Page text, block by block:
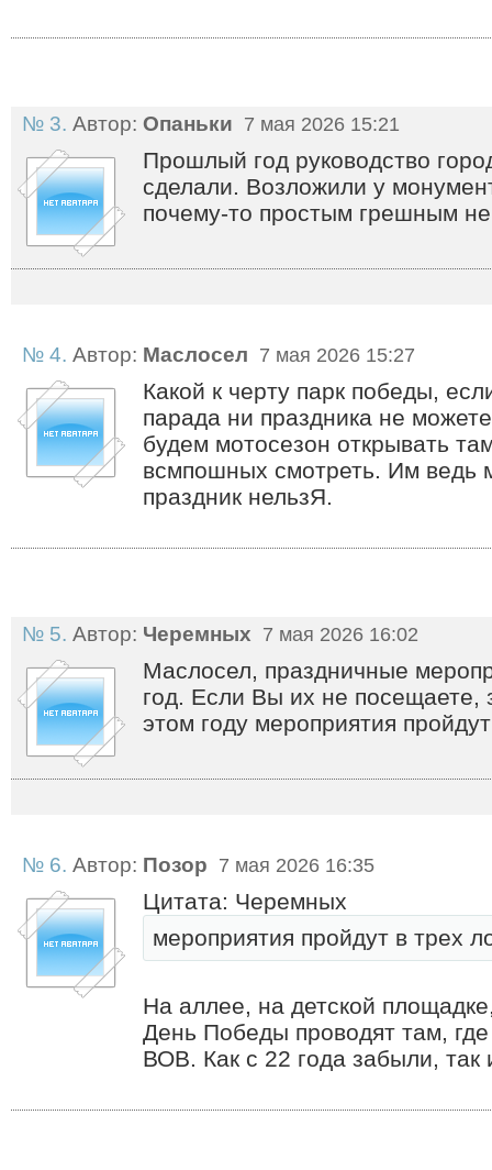
№ 3. Автор: Опаньки 7 мая 2026 15:21
Прошлый год руководство
сделали. Возложили у
почему-то простым грешным
№ 4. Автор: Маслосел 7 мая 2026 15:27
Какой к черту парк победы,
парада ни праздника не
будем мотосезон открывать
всмпошных смотреть. Им ведь
праздник нельзЯ.
№ 5. Автор: Черемных 7 мая 2026 16:02
Маслосел, праздничные
год. Если Вы их не посещаете,
этом году мероприятия
№ 6. Автор: Позор 7 мая 2026 16:35
Цитата: Черемных
мероприятия пройдут в трех
На аллее, на детской
День Победы проводят там,
ВОВ. Как с 22 года забыли, так